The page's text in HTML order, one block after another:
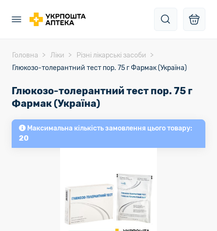
Головна Ліки
Різні лікарські засоби
Глюкозо-толерантний тест пор. 75 г Фармак (Україна)
Глюкозо-толерантний тест пор. 75 г
Фармак (Україна)
Максимальна кількість замовлення цього товару:
20